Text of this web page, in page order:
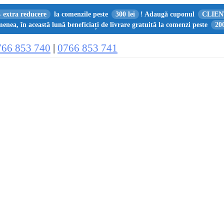
extra reducere la comenzile peste 300 lei ! Adaugă cuponul
în această lună beneficiați de livrare gratuită la comenzi peste
853 740 | 0766 853 741